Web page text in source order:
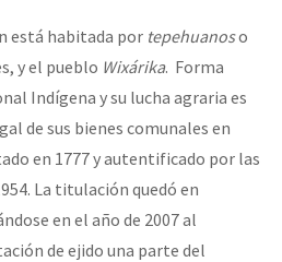
está habitada por tepehuanoso
y el pueblo Wixárika. Forma
Indígena y su lucha agraria es
de sus bienes comunales en
en 1777 y autentificado por las
La titulación quedó en
en el año de 2007 al
de ejido una parte del